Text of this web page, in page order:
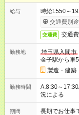
給与
時給1550～
交通費別
交通費 交通
勤務地
埼玉県入間市
金子駅から車
製造・建築
勤務時間
A.8:30～
況による
期間 長期でお仕事